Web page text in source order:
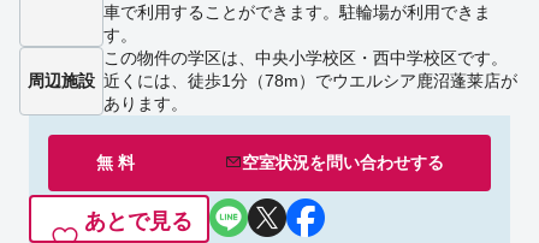
車で利用することができます。駐輪場が利用できま
す。
周辺施設
この物件の学区は、中央小学校区・西中学校区です。
近くには、徒歩1分（78m）でウエルシア鹿沼蓬莱店が
あります。
無 料 空室状況を問い合わせする
あとで見る